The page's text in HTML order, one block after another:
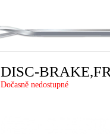
DISC-
Dočasně nedostupné